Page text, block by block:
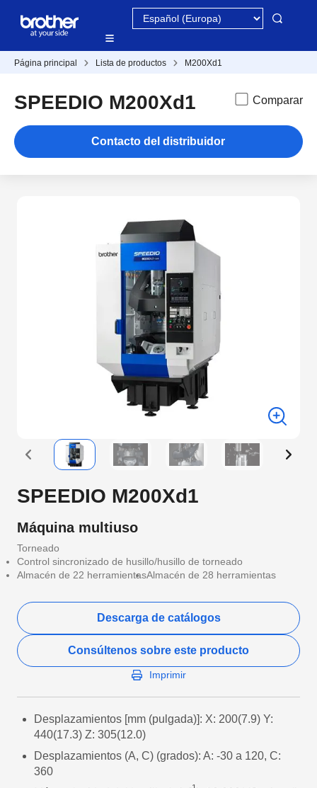
Página principal Lista de productos M200Xd1
SPEEDIO M200Xd1 Comparar
Contacto del distribuidor
SPEEDIO M200Xd1
Máquina multiuso
Torneado
Control sincronizado de husillo/husillo de torneado
Almacén de 22 herramientasAlmacén de 28 herramientas
Descarga de catálogos
Consúltenos sobre este producto
Imprimir
Desplazamientos [mm (pulgada)]: X: 200(7.9) Y:
440(17.3) Z: 305(12.0)
Desplazamientos (A, C) (grados): A: -30 a 120, C:
360